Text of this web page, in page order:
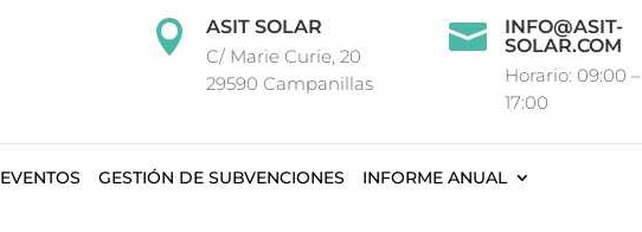

ASIT SOLAR
C/ Marie Curie, 20
29590 Campanillas

INFO@ASIT-
SOLAR.COM
Horario: 09:00 –
17:00
EVENTOS GESTIÓN DE SUBVENCIONES INFORME ANUAL